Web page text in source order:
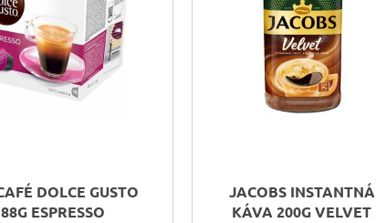
DOLCE GUSTO
88G ESPRESSO
JACOBS INSTANTNÁ
KÁVA 200G VELVET